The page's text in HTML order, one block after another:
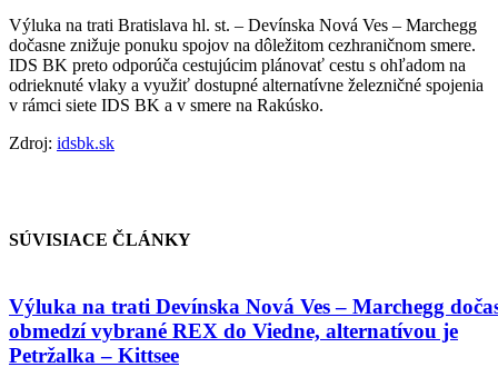
Výluka na trati Bratislava hl. st. – Devínska Nová Ves – Marchegg
dočasne znižuje ponuku spojov na dôležitom cezhraničnom smere.
IDS BK preto odporúča cestujúcim plánovať cestu s ohľadom na
odrieknuté vlaky a využiť dostupné alternatívne železničné spojenia
v rámci siete IDS BK a v smere na Rakúsko.
Zdroj: idsbk.sk
SÚVISIACE ČLÁNKY
Výluka na trati Devínska Nová Ves – Marchegg
obmedzí vybrané REX do Viedne, alternatívou je
Petržalka – Kittsee